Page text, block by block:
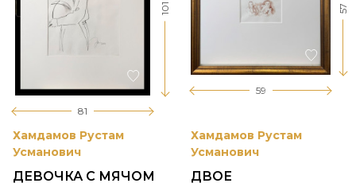
81
101
Хамдамов Рустам
Усманович
ДЕВОЧКА С МЯЧОМ
59
57
Хамдамов Рустам
Усманович
ДВОЕ